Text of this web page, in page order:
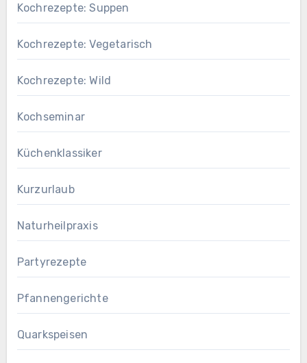
Kochrezepte: Suppen
Kochrezepte: Vegetarisch
Kochrezepte: Wild
Kochseminar
Küchenklassiker
Kurzurlaub
Naturheilpraxis
Partyrezepte
Pfannengerichte
Quarkspeisen